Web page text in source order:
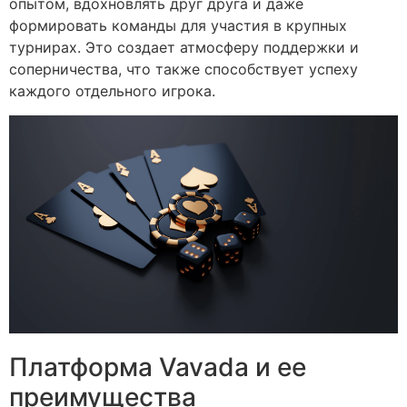
опытом, вдохновлять друг друга и даже
формировать команды для участия в крупных
турнирах. Это создает атмосферу поддержки и
соперничества, что также способствует успеху
каждого отдельного игрока.
Платформа Vavada и ее
преимущества